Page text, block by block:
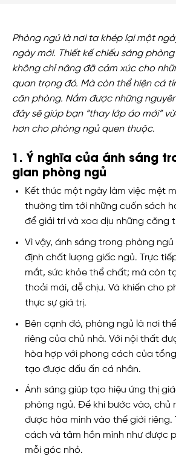
Phòng ngủ là nơi ta khép lại một
ngày mới. Thiết kế chiếu sáng
không chỉ nâng đỡ cảm xúc cho
quan trọng đó. Mà còn thể hiện cá
căn phòng. Nắm được những
đây sẽ giúp bạn “thay lớp áo mới”
hơn cho phòng ngủ quen thuộc.
1. Ý nghĩa của ánh sáng
gian phòng ngủ
Kết thúc một ngày làm việc mệt
thường tìm tới những cuốn sách
để giải trí và xoa dịu những căng
Vì vậy, ánh sáng trong phòng
định chất lượng giấc ngủ. Trực
mắt, sức khỏe thể chất; mà còn
thoải mái, dễ chịu. Và khiến cho
thực sự giá trị.
Bên cạnh đó, phòng ngủ là nơi
riêng của chủ nhà. Với nội thất
hòa hợp với phong cách của
tạo được dấu ấn cá nhân.
Ánh sáng giúp tạo hiệu ứng thị
phòng ngủ. Để khi bước vào, chủ
được hòa mình vào thế giới riêng.
cách và tâm hồn mình như được
mỗi góc nhỏ.